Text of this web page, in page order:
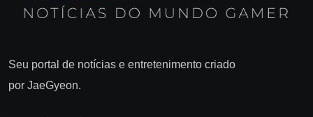
Seu portal de notícias e entretenimento criado
por JaeGyeon.